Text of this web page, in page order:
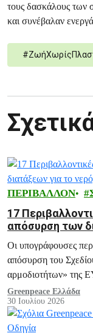
τους δασκάλους των
και συνέβαλαν
#
ΠΕΡΙΒΑΛΛΟΝ
17
απόσυρση των
νομοσχέδιο για
Οι υπογράφουσες
απόσυρση του
αρμοδιοτήτων» της
ΡΑΑΕΥ και του ΟΔΥΘ
Greenpeace Ελλάδα
30 Ιουλίου 2026